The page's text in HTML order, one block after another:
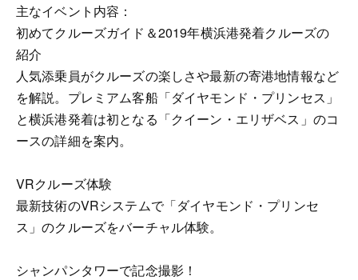
主なイベント内容：
初めてクルーズガイド＆2019年横浜港発着クルーズの
紹介
人気添乗員がクルーズの楽しさや最新の寄港地情報など
を解説。プレミアム客船「ダイヤモンド・プリンセス」
と横浜港発着は初となる「クイーン・エリザベス」のコ
ースの詳細を案内。
VRクルーズ体験
最新技術のVRシステムで「ダイヤモンド・プリンセ
ス」のクルーズをバーチャル体験。
シャンパンタワーで記念撮影！